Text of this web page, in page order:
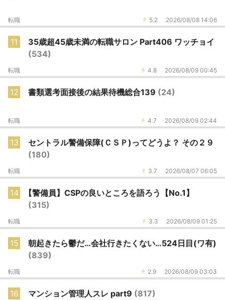
5.2 2026/08/08 14:06
転職
11
35歳超45歳未満の転職サロン Part406 ワッチョイ
(534)
4.8 2026/08/09 00:45
転職
12 書類選考面接後の結果待機総合139 (24)
4.7 2026/08/09 02:44
転職
13
セントラル警備保障(ＣＳＰ)ってどうよ？ その２９
(180)
3.7 2026/08/07 06:05
転職
14
【警備員】CSPの良いところを語ろう【No.1】
(315)
3.3 2026/08/09 01:25
転職
15
朝起きたら鬱だ…会社行きたくない…524日目(ワ有)
(839)
2.9 2026/08/09 03:03
転職
16 マンション管理人スレ part9 (817)